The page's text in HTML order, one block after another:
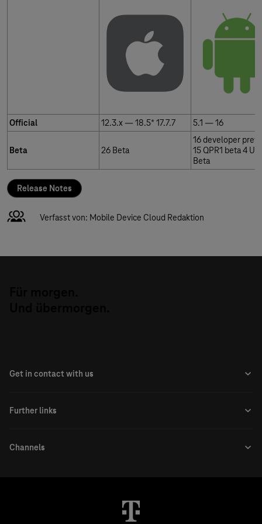
Official 12.3.x — 18.5* 17.7.7 5.1 — 16
Beta 26 Beta
16 developer
15 QPR1 beta 4 UI
Beta
Release Notes
Verfasst von: Mobile Device Cloud Redaktion